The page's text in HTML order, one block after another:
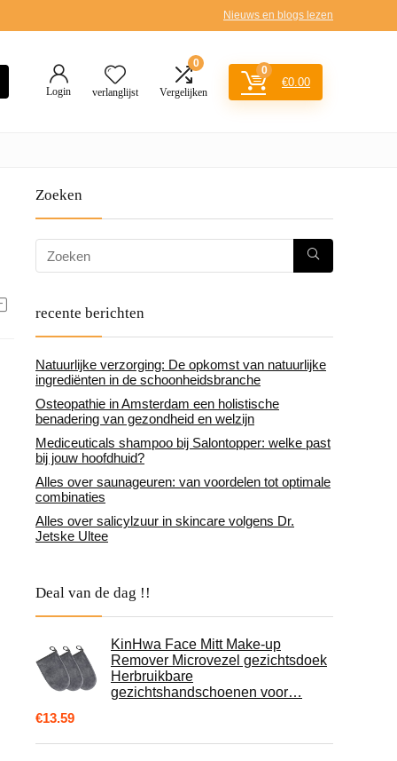
Nieuws en blogs lezen
Login verlanglijst
0
Vergelijken
0
€0.00
Zoeken
recente berichten
Natuurlijke verzorging: De opkomst van natuurlijke
ingrediënten in de schoonheidsbranche
Osteopathie in Amsterdam een holistische
benadering van gezondheid en welzijn
Mediceuticals shampoo bij Salontopper: welke past
bij jouw hoofdhuid?
Alles over saunageuren: van voordelen tot optimale
combinaties
Alles over salicylzuur in skincare volgens Dr.
Jetske Ultee
Deal van de dag !!
KinHwa Face Mitt Make-up
Remover Microvezel gezichtsdoek
Herbruikbare
gezichtshandschoenen voor…
€13.59